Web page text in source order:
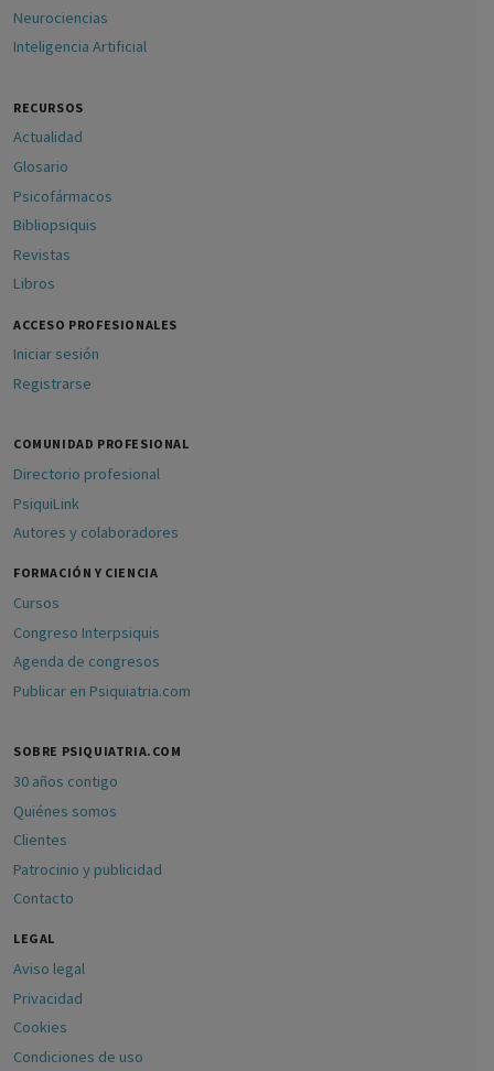
Neurociencias
Inteligencia Artificial
RECURSOS
Actualidad
Glosario
Psicofármacos
Bibliopsiquis
Revistas
Libros
ACCESO PROFESIONALES
Iniciar sesión
Registrarse
COMUNIDAD PROFESIONAL
Directorio profesional
PsiquiLink
Autores y colaboradores
FORMACIÓN Y CIENCIA
Cursos
Congreso Interpsiquis
Agenda de congresos
Publicar en Psiquiatria.com
SOBRE PSIQUIATRIA.COM
30 años contigo
Quiénes somos
Clientes
Patrocinio y publicidad
Contacto
LEGAL
Aviso legal
Privacidad
Cookies
Condiciones de uso